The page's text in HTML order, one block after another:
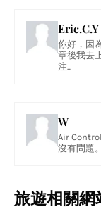
Eric.C.Y
你好，因
章後我去
注...
W
Air
沒有問題
旅遊相關網